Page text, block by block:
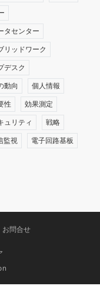
タセンター
リッドワーク
デスク
動向 個人情報
性 効果測定
ュリティ 戦略
監視 電子回路基板
お問合せ